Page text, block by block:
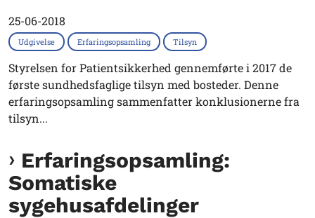
25-06-2018
Udgivelse Erfaringsopsamling Tilsyn
Styrelsen for Patientsikkerhed gennemførte i 2017 de
første sundhedsfaglige tilsyn med bosteder. Denne
erfaringsopsamling sammenfatter konklusionerne fra
tilsyn...
Erfaringsopsamling:
Somatiske
sygehusafdelinger